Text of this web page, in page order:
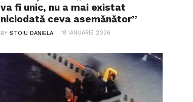
va fi unic, nu a mai existat
niciodată ceva asemănător”
BYSTOIU DANIELA 18 IANUARIE 2026